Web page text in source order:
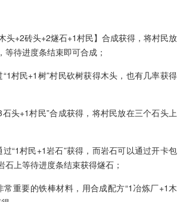
头+2砖头+2燧石+1村民】合成获得，将村民放
待进度条结束即可合成；
村民+1树”村民砍树获得木头，也有几率获得
头+1村民”合成获得，将村民放在三个石头上
“1村民+1岩石”获得，而岩石可以通过开卡包
石上等待进度条结束获得燧石；
重要的铁棒材料，用合成配方“1冶炼厂+1木